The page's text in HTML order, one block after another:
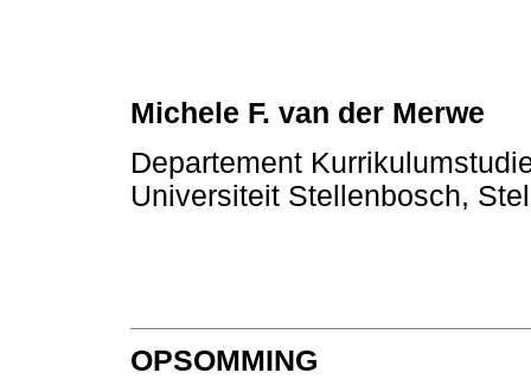
Michele F. van der Merwe
Departement
Universiteit Stellenbosch,
OPSOMMING